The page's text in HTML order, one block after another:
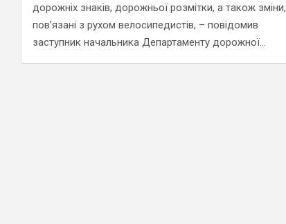
дорожніх знаків, дорожньої розмітки, а також зміни,
пов’язані з рухом велосипедистів, – повідомив
заступник начальника Департаменту дорожної…